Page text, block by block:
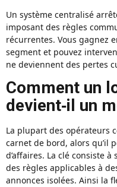
Un système centralisé
imposant des règles
récurrentes. Vous gagnez
segment et pouvez
ne deviennent des pertes
Comment un
devient‑il un
La plupart des opérateurs
carnet de bord, alors qu’il
d’affaires. La clé consiste
des règles applicables à
annonces isolées. Ainsi la